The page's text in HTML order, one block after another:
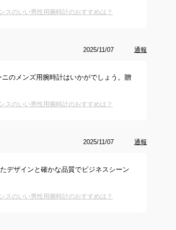
スのいい男性用腕時計のおすすめは？
2025/11/07 通報
のメンズ用腕時計はいかがでしょう。贈
スのいい男性用腕時計のおすすめは？
2025/11/07 通報
デザインと確かな品質でビジネスシーン
スのいい男性用腕時計のおすすめは？